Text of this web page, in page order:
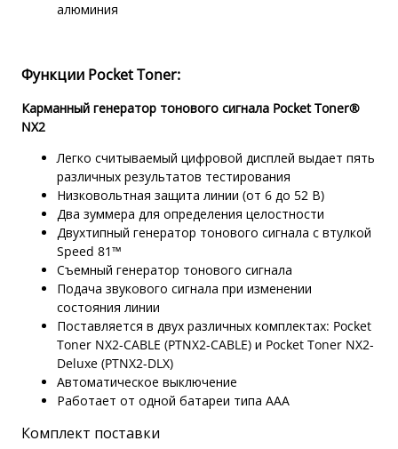
алюминия
Функции Pocket Toner:
Карманный генератор тонового сигнала Pocket Toner®
NX2
Легко считываемый цифровой дисплей выдает пять
различных результатов тестирования
Низковольтная защита линии (от 6 до 52 В)
Два зуммера для определения целостности
Двухтипный генератор тонового сигнала с втулкой
Speed 81™
Съемный генератор тонового сигнала
Подача звукового сигнала при изменении
состояния линии
Поставляется в двух различных комплектах: Pocket
Toner NX2-CABLE (PTNX2-CABLE) и Pocket Toner NX2-
Deluxe (PTNX2-DLX)
Автоматическое выключение
Работает от одной батареи типа ААА
Комплект поставки